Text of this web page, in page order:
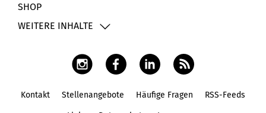
SHOP
WEITERE INHALTE
Kontakt Stellenangebote Häufige Fragen RSS-Feeds